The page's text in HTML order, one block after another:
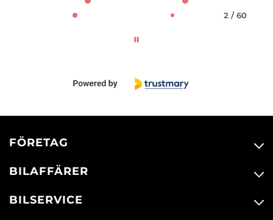
2 / 60
FÖRETAG
BILAFFÄRER
BILSERVICE